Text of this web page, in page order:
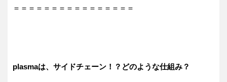
＝＝＝＝＝＝＝＝＝＝＝＝＝＝＝＝
plasmaは、サイドチェーン！？どのような仕組み？